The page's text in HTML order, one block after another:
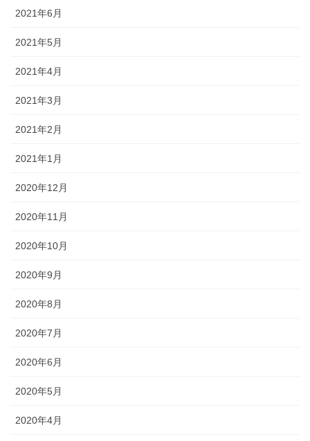
2021年6月
2021年5月
2021年4月
2021年3月
2021年2月
2021年1月
2020年12月
2020年11月
2020年10月
2020年9月
2020年8月
2020年7月
2020年6月
2020年5月
2020年4月